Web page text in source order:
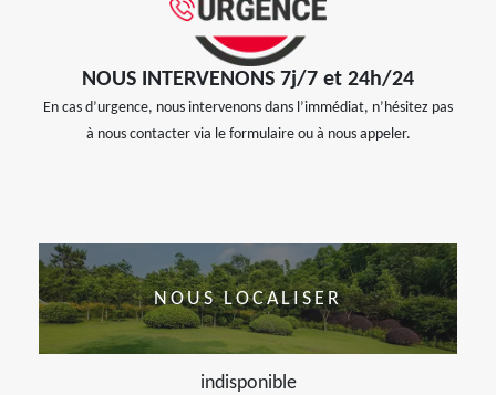
NOUS INTERVENONS 7j/7 et 24h/24
En cas d’urgence, nous intervenons dans l’immédiat, n’hésitez pas
à nous contacter via le formulaire ou à nous appeler.
NOUS LOCALISER
indisponible